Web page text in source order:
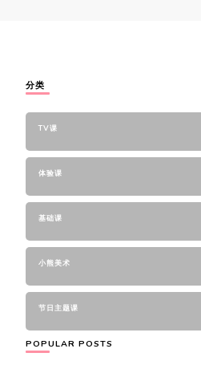
分类
TV课
体验课
基础课
小熊美术
节日主题课
POPULAR POSTS